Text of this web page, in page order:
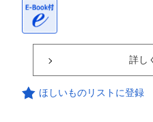
詳し
ほしいものリストに登録